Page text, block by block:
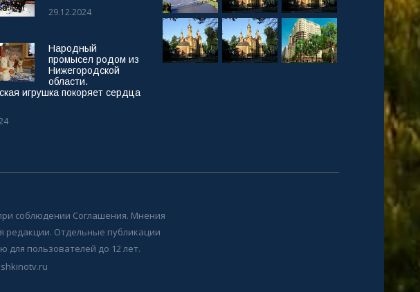
29.12.2024
Народный
промысел родом из
Нижегородской
области.
игрушка покоряет сердца
соблюдении Соглашения. Мнения
редакции. Отдельные публикации
пользователей до 12 лет.